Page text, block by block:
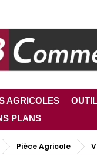
AGRICOLES
PLANS
Pièce Agricole